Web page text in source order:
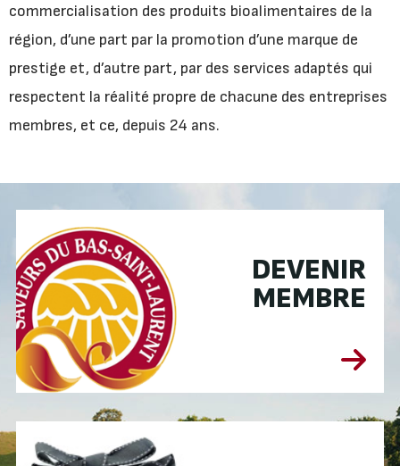
commercialisation des produits bioalimentaires de la
région, d’une part par la promotion d’une marque de
prestige et, d’autre part, par des services adaptés qui
respectent la réalité propre de chacune des entreprises
membres, et ce, depuis 24 ans.
DEVENIR
MEMBRE